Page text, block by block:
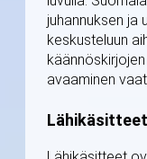
juhannuksen ja
keskusteluun
avaaminen